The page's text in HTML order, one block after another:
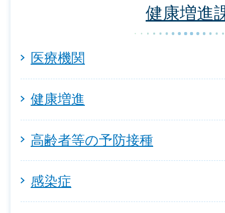
健康増進
医療機関
健康増進
高齢者等の予防接種
感染症